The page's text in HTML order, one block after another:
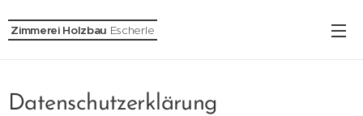
Zimmerei Holzbau Escherle
Datenschutzerklärung